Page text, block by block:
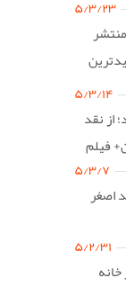
۵/۳/۲۳
منتشر
جدیدترین
۵/۳/۱۴
از نقد
فیلم
۵/۳/۷
اصغر
۵/۲/۳۱
خانه